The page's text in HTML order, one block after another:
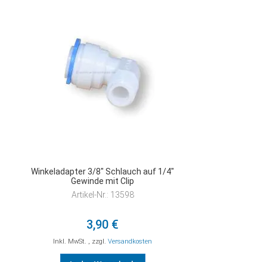
Winkeladapter 3/8" Schlauch auf 1/4"
Gewinde mit Clip
Artikel-Nr.: 13598
3,90 €
Inkl. MwSt. , zzgl.Versandkosten